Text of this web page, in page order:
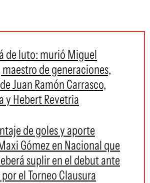
de luto: murió Miguel
de generaciones,
Juan Ramón Carrasco,
y Hebert Revetria
de goles y aporte
Gómez en Nacional que
suplir en el debut ante
el Torneo Clausura